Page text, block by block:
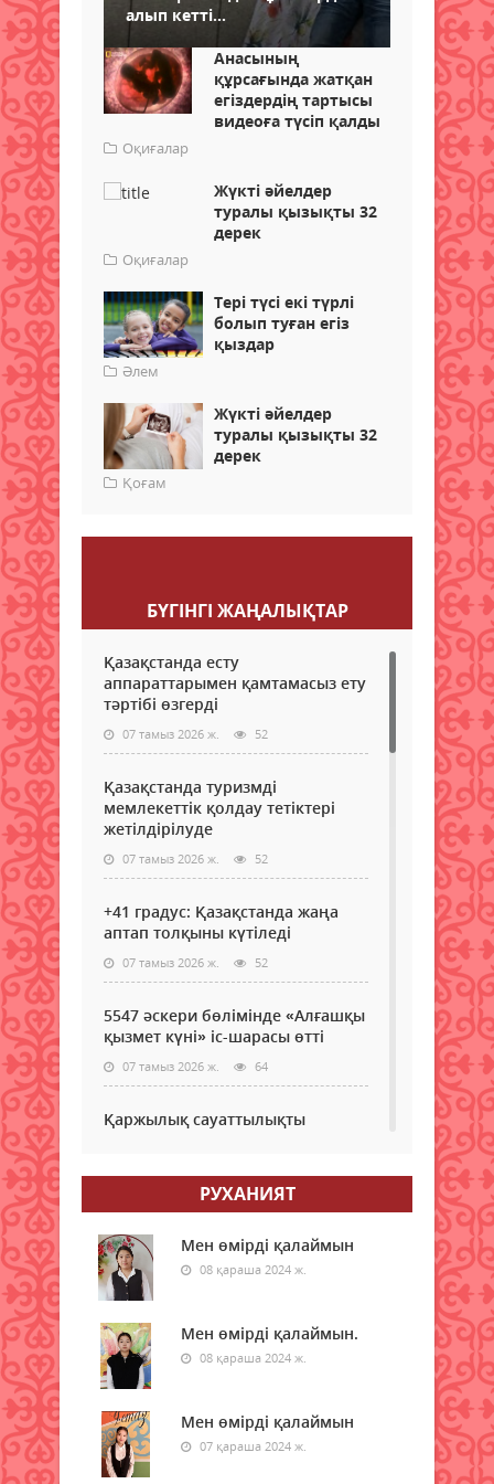
алып кетті...
Анасының
құрсағында жатқан
егіздердің тартысы
видеоға түсіп қалды
Оқиғалар
Жүкті әйелдер
туралы қызықты 32
дерек
Оқиғалар
Тері түсі екі түрлі
болып туған егіз
қыздар
Әлем
Жүкті әйелдер
туралы қызықты 32
дерек
Қоғам
БҮГІНГI ЖАҢАЛЫҚТАР
Қазақстанда есту
аппараттарымен қамтамасыз ету
тәртібі өзгерді
07 тамыз 2026 ж. 52
Қазақстанда туризмді
мемлекеттік қолдау тетіктері
жетілдірілуде
07 тамыз 2026 ж. 52
+41 градус: Қазақстанда жаңа
аптап толқыны күтіледі
07 тамыз 2026 ж. 52
5547 әскери бөлімінде «Алғашқы
қызмет күні» іс-шарасы өтті
07 тамыз 2026 ж. 64
Қаржылық сауаттылықты
07 тамыз 2026 ж. 56
Ауыл шаруашылығы – өңір
экономикасының негізгі тірегі
07 тамыз 2026 ж.
Бүгін шетел валютасы қанша
теңгеден саудаланып жатыр
Бүгін бірнеше қалада ауа сапасы
төмендейді
РУХАНИЯТ
Мен өмірді қалаймын
08 қараша 2024 ж.
Мен өмірді қалаймын.
08 қараша 2024 ж.
Мен өмірді қалаймын
07 қараша 2024 ж.